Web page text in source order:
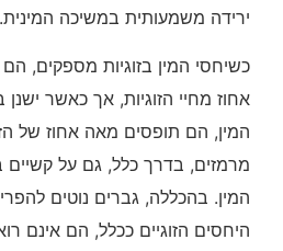
ירידה משמעותית במשיכה המינית.
כשיחסי המין בזוגיות מספקים,
אחוז מחיי הזוגיות, אך כאשר ישנן
המין, הם תופסים מאה אחוז של
מרמזים, בדרך כלל, גם על קשיים
המין. בהכללה, גברים נוטים
היחסים הזוגיים ככלל, הם אינם